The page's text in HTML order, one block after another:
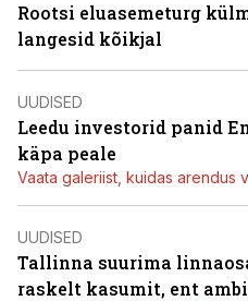
Rootsi eluasemeturg
langesid kõikjal
UUDISED
Leedu investorid panid
käpa peale
Vaata galeriist, kuidas arendus
UUDISED
Tallinna suurima
raskelt kasumit, ent